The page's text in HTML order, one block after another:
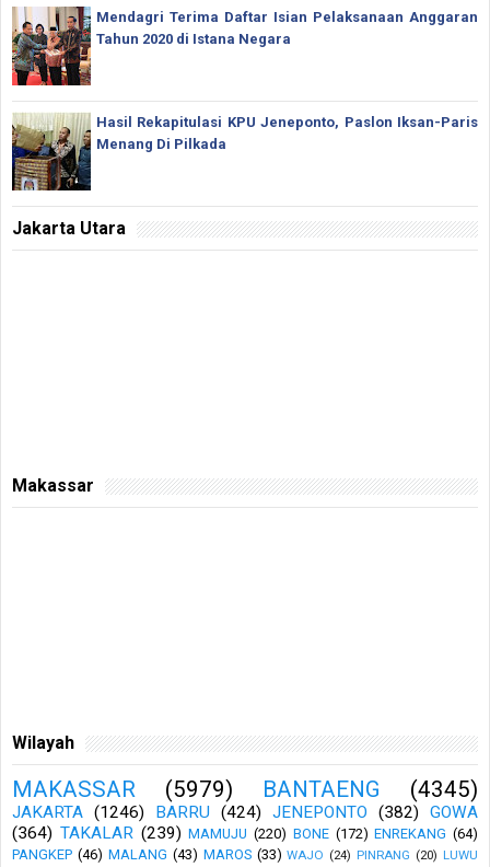
Mendagri Terima Daftar Isian Pelaksanaan Anggaran
Tahun 2020 di Istana Negara
Hasil Rekapitulasi KPU Jeneponto, Paslon Iksan-Paris
Menang Di Pilkada
Jakarta Utara
Makassar
Wilayah
MAKASSAR (5979) BANTAENG (4345)
JAKARTA (1246) BARRU (424) JENEPONTO (382)
GOWA
(364) TAKALAR (239) MAMUJU (220) BONE (172) ENREKANG (64)
PANGKEP (46) MALANG (43) MAROS (33) WAJO (24) PINRANG (20) LUWU